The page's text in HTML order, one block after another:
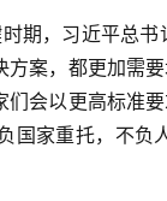
期，习近平总
案，都更加需
会以更高标准
国家重托，不